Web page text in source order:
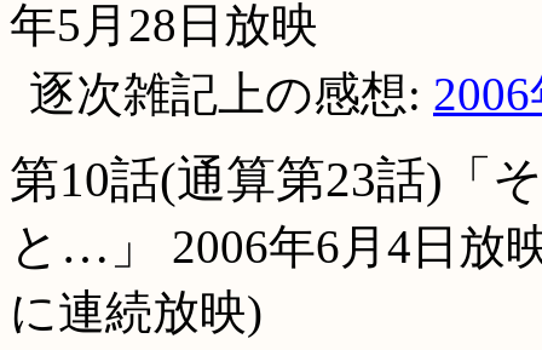
年5月28日放映
逐次雑記上の感想:
第10話(通算第23話)「
と…」
2006年6月4日放
に連続放映)